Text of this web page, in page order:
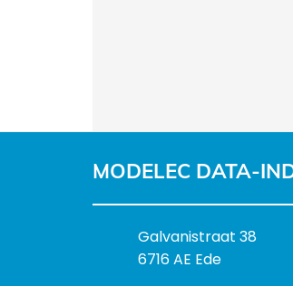
MODELEC DATA-
B
e
Galvanistraat 38
6716 AE Ede